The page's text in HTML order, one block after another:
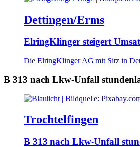
Dettingen/Erms
ElringKlinger steigert
Die ElringKlinger AG mit Sitz in
B 313 nach Lkw-Unfall
Trochtelfingen
B 313 nach Lkw-Unfall